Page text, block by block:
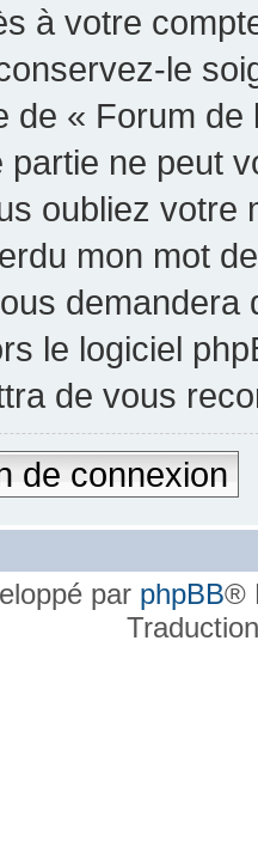
à votre
le
de « Forum
partie ne peut
oubliez votre
mon mot
demandera
le logiciel
de vous
de connexion
par phpBB®